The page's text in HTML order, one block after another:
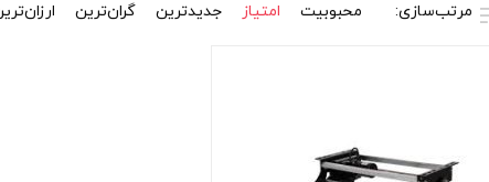
محبوبیت امتیاز جدیدترین گران‌ترین